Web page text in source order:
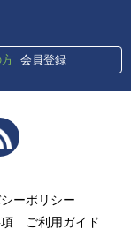
会員登録
ーポリシー
ご利用ガイド